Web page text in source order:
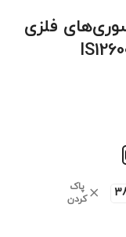
فلزی
پاک
کردن